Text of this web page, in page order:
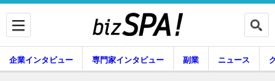
企業インタビュー 専門家インタビュー 副業 ニュース